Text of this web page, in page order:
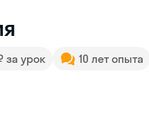
за урок 10 лет опыта